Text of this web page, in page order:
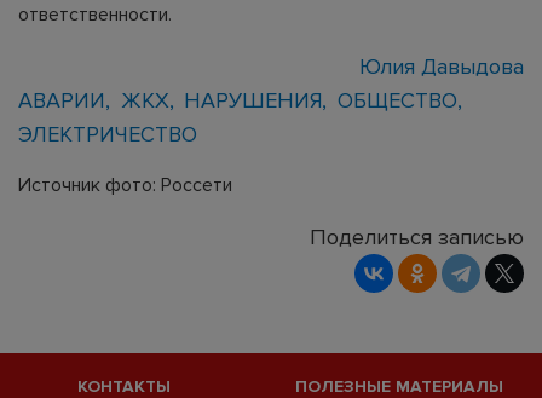
ответственности.
Юлия Давыдова
АВАРИИ
ЖКХ НАРУШЕНИЯ
ОБЩЕСТВО
ЭЛЕКТРИЧЕСТВО
Источник фото: Россети
Поделиться записью
КОНТАКТЫ ПОЛЕЗНЫЕ МАТЕРИАЛЫ